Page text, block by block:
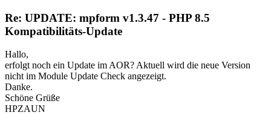
Re: UPDATE: mpform v1.3.47 - PHP 8.5
Kompatibilitäts-Update
Hallo,
erfolgt noch ein Update im AOR? Aktuell wird die neue Version
nicht im Module Update Check angezeigt.
Danke.
Schöne Grüße
HPZAUN